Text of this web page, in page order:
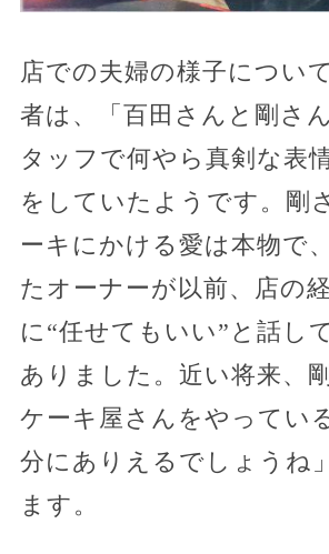
店での夫婦の様子につい
者は、「百田さんと剛さ
タッフで何やら真剣な表
をしていたようです。剛
ーキにかける愛は本物で
たオーナーが以前、店の
に“任せてもいい”と話し
ありました。近い将来、
ケーキ屋さんをやってい
分にありえるでしょうね
ます。